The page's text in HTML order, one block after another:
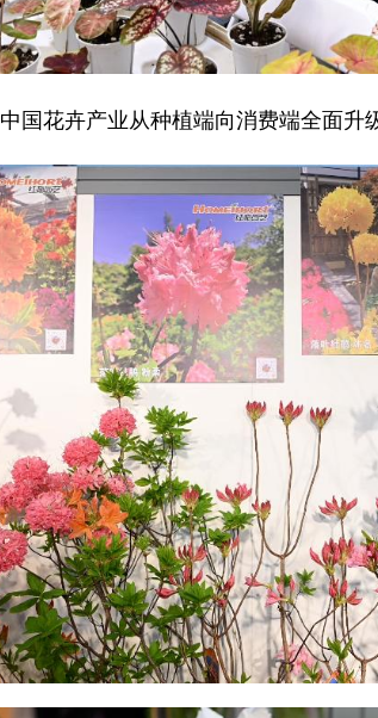
花卉产业从种植端向消费端全面升